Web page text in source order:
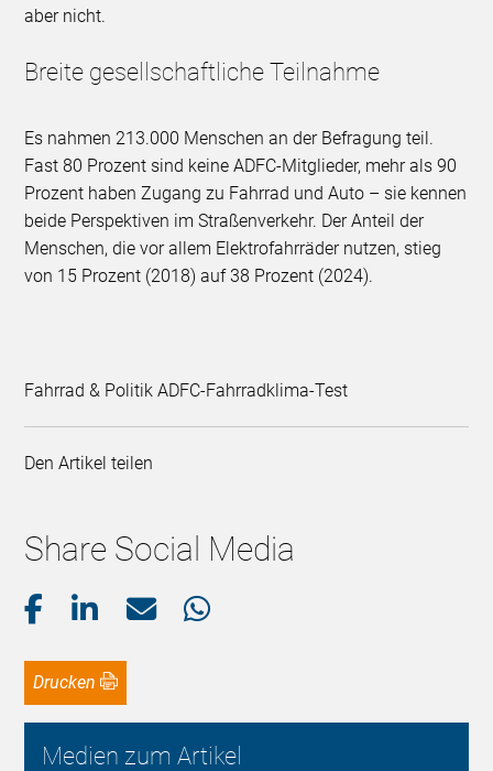
aber nicht.
Breite gesellschaftliche Teilnahme
Es nahmen 213.000 Menschen an der Befragung teil.
Fast 80 Prozent sind keine ADFC-Mitglieder, mehr als 90
Prozent haben Zugang zu Fahrrad und Auto – sie kennen
beide Perspektiven im Straßenverkehr. Der Anteil der
Menschen, die vor allem Elektrofahrräder nutzen, stieg
von 15 Prozent (2018) auf 38 Prozent (2024).
Fahrrad & Politik ADFC-Fahrradklima-Test
Den Artikel teilen
Share Social Media
Drucken
Medien zum Artikel